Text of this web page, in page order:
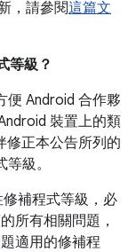
，請參閱這篇文
等級？
便 Android 合作夥
裝置上的類
修正本公告所列的
級。
補程式等級，必
所有相關問題，
適用的修補程